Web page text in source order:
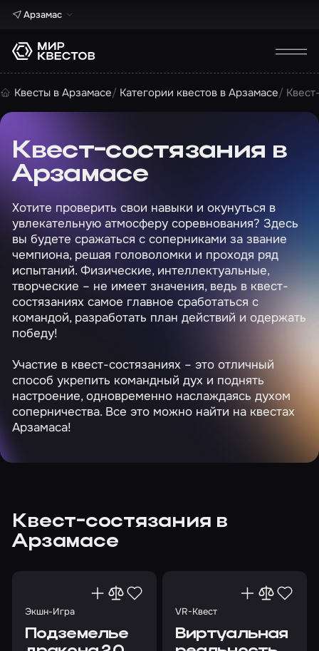
Арзамас
Квесты в Арзамасе Категории квестов в Арзамасе
Квест-состязания в
Арзамасе
Хотите проверить свои навыки и окунуться в
увлекательную атмосферу соревнования? Здесь
вы будете сражаться с соперниками за звание
чемпиона, решая головоломки и проходя ряд
испытаний. Физические, интеллектуальные,
творческие – не имеет значения, ведь в квест-
состязаниях самое главное сработаться с
командой, разработать план действий и одержать
победу!
Участие в квест-состязаниях – это отличный
способ укрепить командный дух и поднять
настроение, одновременно наслаждаясь духом
соперничества. Все это можно найти на квестах
Арзамаса!
Квест-состязания в
Арзамасе
Экшн-Игра
Подземелье
VR-Квест
Виртуальная